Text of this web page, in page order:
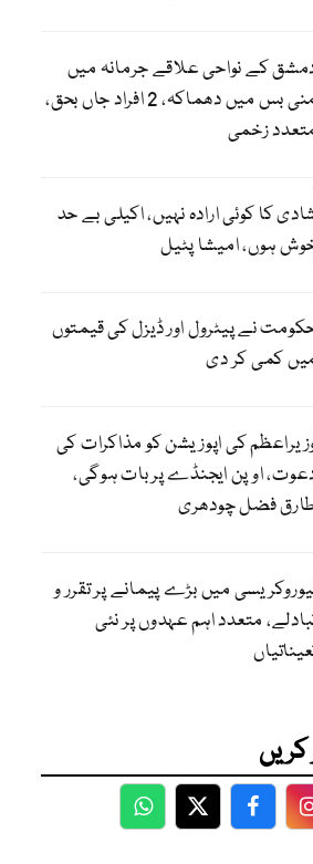
کے نواحی علاقے جرمانہ میں
منی بس میں دھماکہ، 2 افراد جاں بحق،
زخمی
کا کوئی ارادہ نہیں، اکیلی بے حد
ہوں، امیشا پٹیل
نے پیٹرول اور ڈیزل کی قیمتوں
کمی کر دی
کی اپوزیشن کو مذاکرات کی
اوپن ایجنڈے پر بات ہوگی،
فضل چودھری
میں بڑے پیمانے پر تقرر و
متعدد اہم عہدوں پر نئی
کریں
WhatsApp
Twitter